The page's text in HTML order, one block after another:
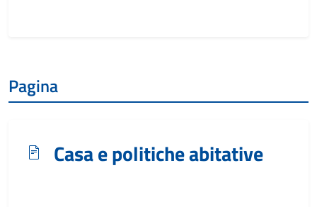
Pagina
Casa e politiche abitative